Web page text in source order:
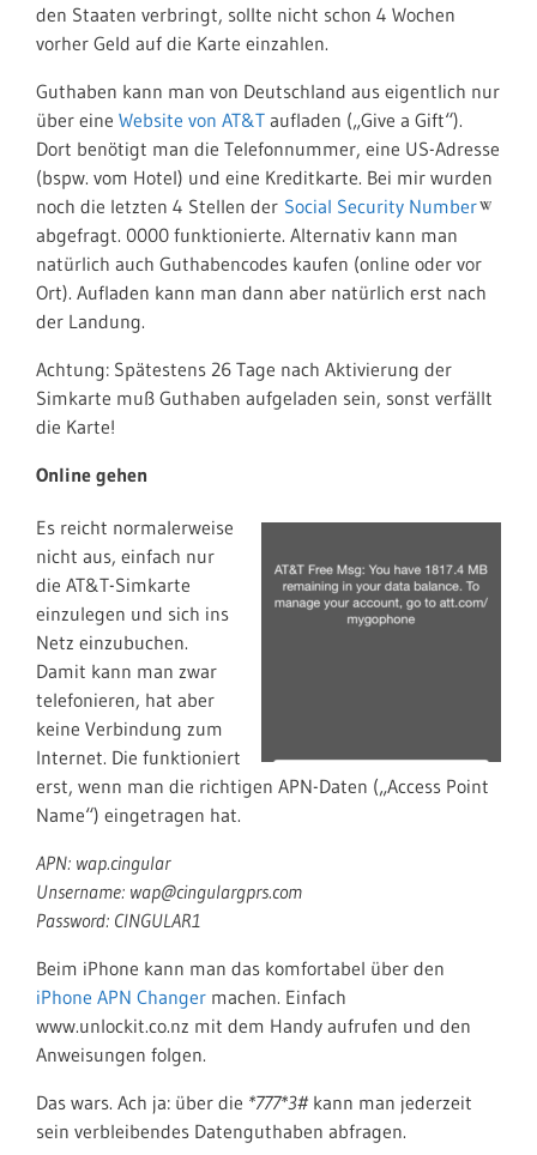
den Staaten verbringt, sollte nicht schon 4 Wochen
vorher Geld auf die Karte einzahlen.
Guthaben kann man von Deutschland aus eigentlich nur
über eine Website von AT&T aufladen („Give a Gift“).
Dort benötigt man die Telefonnummer, eine US-Adresse
(bspw. vom Hotel) und eine Kreditkarte. Bei mir wurden
noch die letzten 4 Stellen der Social Security Number
abgefragt. 0000 funktionierte. Alternativ kann man
natürlich auch Guthabencodes kaufen (online oder vor
Ort). Aufladen kann man dann aber natürlich erst nach
der Landung.
Achtung: Spätestens 26 Tage nach Aktivierung der
Simkarte muß Guthaben aufgeladen sein, sonst verfällt
die Karte!
Online gehen
Es reicht normalerweise
nicht aus, einfach nur
die AT&T-Simkarte
einzulegen und sich ins
Netz einzubuchen.
Damit kann man zwar
telefonieren, hat aber
keine Verbindung zum
Internet. Die funktioniert
erst, wenn man die richtigen APN-Daten („Access Point
Name“) eingetragen hat.
APN: wap.cingular
Unsername: wap@cingulargprs.com
Password: CINGULAR1
Beim iPhone kann man das komfortabel über den
iPhone APN Changer machen. Einfach
www.unlockit.co.nz mit dem Handy aufrufen und den
Anweisungen folgen.
Das wars. Ach ja: über die *777*3# kann man jederzeit
sein verbleibendes Datenguthaben abfragen.